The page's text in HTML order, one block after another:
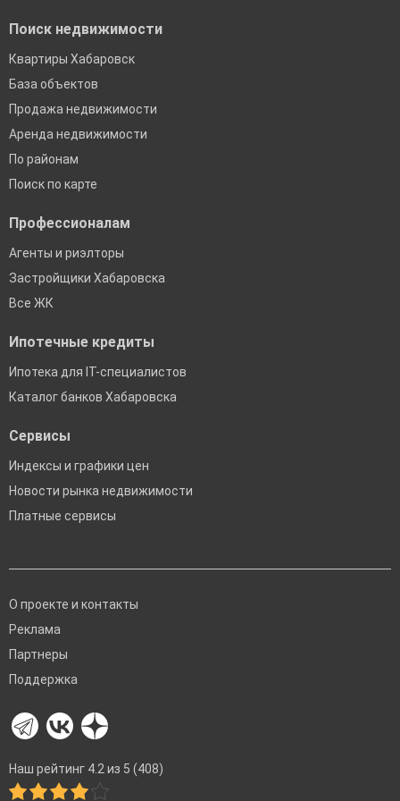
Поиск недвижимости
Квартиры Хабаровск
База объектов
Продажа недвижимости
Аренда недвижимости
По районам
Поиск по карте
Профессионалам
Агенты и риэлторы
Застройщики Хабаровска
Все ЖК
Ипотечные кредиты
Ипотека для IT-специалистов
Каталог банков Хабаровска
Сервисы
Индексы и графики цен
Новости рынка недвижимости
Платные сервисы
О проекте и контакты
Реклама
Партнеры
Поддержка
Наш рейтинг 4.2 из 5 (408)